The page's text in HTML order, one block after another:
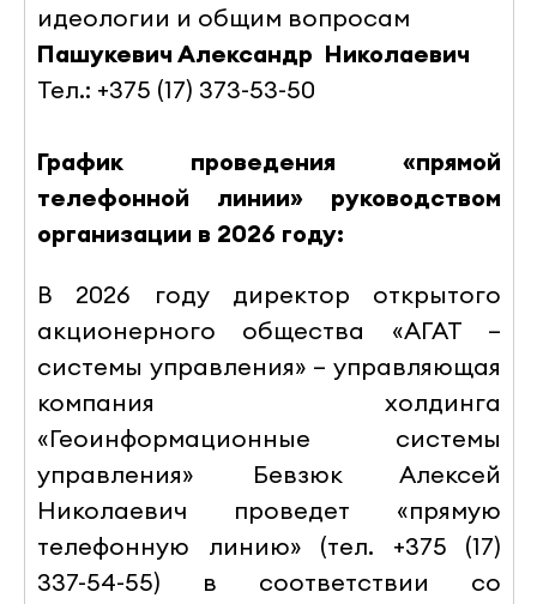
идеологии и общим вопросам
Пашукевич Александр Николаевич
Тел.: +375 (17) 373-53-50
График проведения «прямой
телефонной линии» руководством
организации в 2026 году:
В 2026 году директор открытого
акционерного общества «АГАТ –
системы управления» – управляющая
компания холдинга
«Геоинформационные системы
управления» Бевзюк Алексей
Николаевич проведет «прямую
телефонную линию» (тел. +375 (17)
337-54-55) в соответствии со